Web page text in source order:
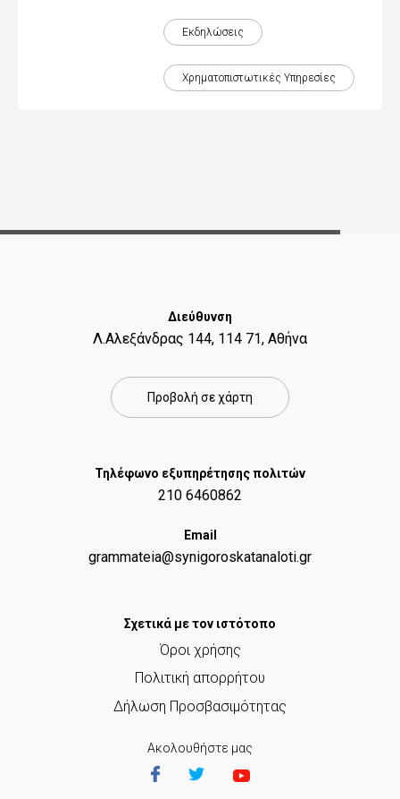
Εκδηλώσεις
Χρηματοπιστωτικές Yπηρεσίες
Διεύθυνση
Λ.Αλεξάνδρας 144, 114 71, Αθήνα
Προβολή σε χάρτη
Τηλέφωνο εξυπηρέτησης πολιτών
210 6460862
Email
grammateia@synigoroskatanaloti.gr
Σχετικά με τον ιστότοπο
Όροι χρήσης
Πολιτική απορρήτου
Δήλωση Προσβασιμότητας
Ακολουθήστε μας